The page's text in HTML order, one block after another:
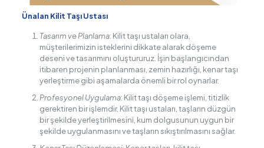
Ünalan Kilit Taşı Ustası
Tasarım ve Planlama: Kilit taşı ustaları olara,
müşterilerimizin isteklerini dikkate alarak döşeme
deseni ve tasarımını oluştururuz. İşin başlangıcından
itibaren projenin planlanması, zemin hazırlığı, kenar taşı
yerleştirme gibi aşamalarda önemli bir rol oynarlar.
Profesyonel Uygulama: Kilit taşı döşeme işlemi, titizlik
gerektiren bir işlemdir. Kilit taşı ustaları, taşların düzgün
bir şekilde yerleştirilmesini, kum dolgusunun uygun bir
şekilde uygulanmasını ve taşların sıkıştırılmasını sağlar.